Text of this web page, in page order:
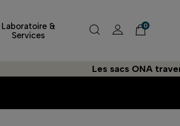
Laboratoire &
Services
0
Les sacs ONA traversent